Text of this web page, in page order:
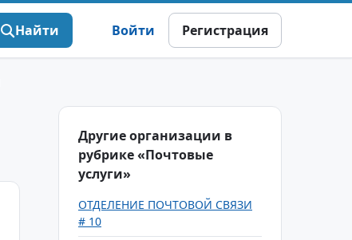
Найти Войти Регистрация
Другие организации в
рубрике «Почтовые
услуги»
ОТДЕЛЕНИЕ ПОЧТОВОЙ СВЯЗИ
# 10